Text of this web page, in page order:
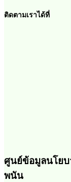
ติดตามเราได้ที่
ศูนย์ข้อมูลนโย
พนัน